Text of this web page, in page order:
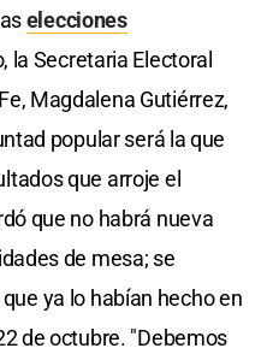
elecciones
la Secretaria Electoral
Magdalena Gutiérrez,
popular será la que
que arroje el
que no habrá nueva
de mesa; se
ya lo habían hecho en
de octubre. "Debemos